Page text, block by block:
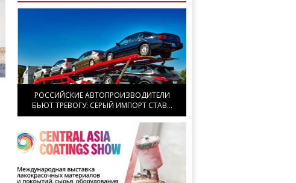
РОССИЙСКИЕ АВТОПРОИЗВОДИТЕЛИ
БЬЮТ ТРЕВОГУ: СЕРЫЙ ИМПОРТ СТАВ...